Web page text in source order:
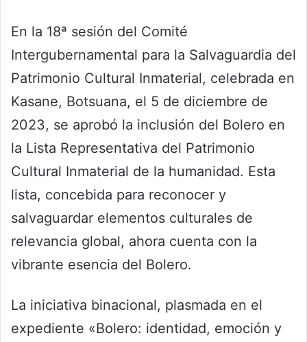
En la 18ª sesión del Comité
Intergubernamental para la Salvaguardia del
Patrimonio Cultural Inmaterial, celebrada en
Kasane, Botsuana, el 5 de diciembre de
2023, se aprobó la inclusión del Bolero en
la Lista Representativa del Patrimonio
Cultural Inmaterial de la humanidad. Esta
lista, concebida para reconocer y
salvaguardar elementos culturales de
relevancia global, ahora cuenta con la
vibrante esencia del Bolero.
La iniciativa binacional, plasmada en el
expediente «Bolero: identidad, emoción y